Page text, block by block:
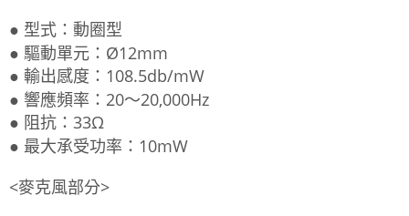
● 型式：動圈型
● 驅動單元：Ø12mm
● 輸出感度：108.5db/mW
● 響應頻率：20～20,000Hz
● 阻抗：33Ω
● 最大承受功率：10mW
<麥克風部分>